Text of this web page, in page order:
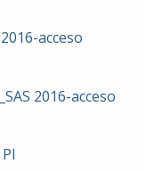
acceso
2016-acceso